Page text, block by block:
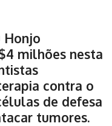
Honjo
milhões nesta
contra o
de defesa
tumores.